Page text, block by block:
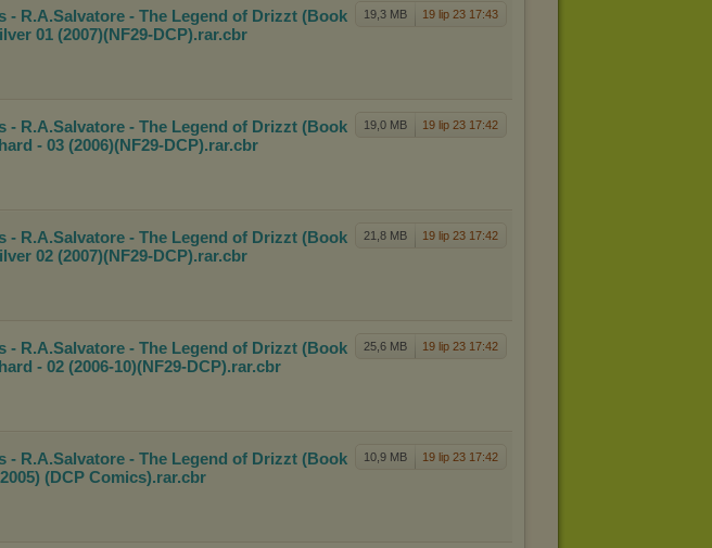
Zaufanych Partnerów
a będzie to reklama
przeglądarki internetowej w
plików cookies na
ustawieniach przeglądarki
znajdziesz pod adresem
19,3 MB 19 lip 23 17:43
- R.A.Salvatore - The Legend of Drizzt (Book
01 (2007)(NF29-DCP).rar.cbr
19,0 MB 19 lip 23 17:42
- R.A.Salvatore - The Legend of Drizzt (Book
- 03 (2006)(NF29-DCP).rar.cbr
21,8 MB 19 lip 23 17:42
- R.A.Salvatore - The Legend of Drizzt (Book
02 (2007)(NF29-DCP).rar.cbr
25,6 MB 19 lip 23 17:42
- R.A.Salvatore - The Legend of Drizzt (Book
- 02 (2006-10)(N F29-DCP).rar.cbr
10,9 MB 19 lip 23 17:42
- R.A.Salvatore - The Legend of Drizzt (Book
(DCP Comics).rar.cbr